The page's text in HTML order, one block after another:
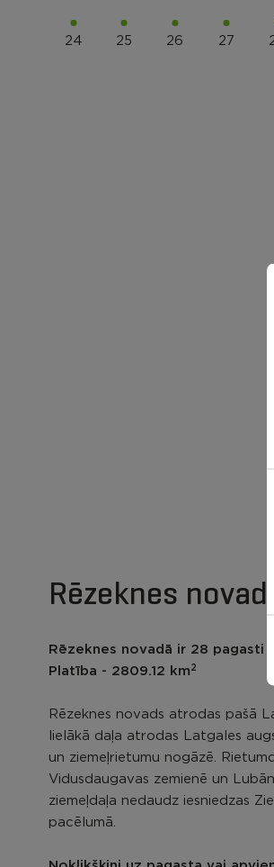
24 25 26 27
Rēzeknes
Rēzeknes novadā ir 28 pagasti
Platība - 2809.12 km2
Rēzeknes novads atrodas pašā
lielākā daļa atrodas Latgales
un ziemeļrietumu nogāzē.
Vidusdaugavas zemienē un
ziemeļdaļa nedaudz iesniedzas
pacēlumā.